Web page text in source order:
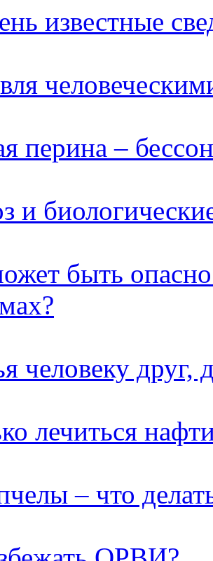
известные
перина –
и
быть
человеку друг,
лечиться
– что